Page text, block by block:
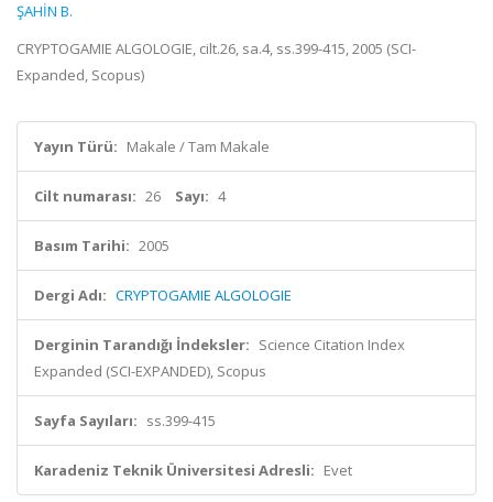
ŞAHİN B.
CRYPTOGAMIE ALGOLOGIE, cilt.26, sa.4, ss.399-415, 2005 (SCI-
Expanded, Scopus)
Yayın Türü: Makale / Tam Makale
Cilt numarası: 26 Sayı: 4
Basım Tarihi: 2005
Dergi Adı: CRYPTOGAMIE ALGOLOGIE
Derginin Tarandığı İndeksler: Science Citation Index
Expanded (SCI-EXPANDED), Scopus
Sayfa Sayıları: ss.399-415
Karadeniz Teknik Üniversitesi Adresli: Evet